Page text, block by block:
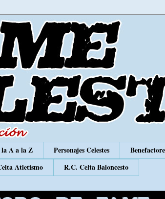
la A a la Z Personajes Celestes
Atletismo R.C. Celta Baloncesto